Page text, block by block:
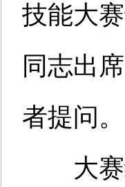
技能大
同志出
者提问。
大